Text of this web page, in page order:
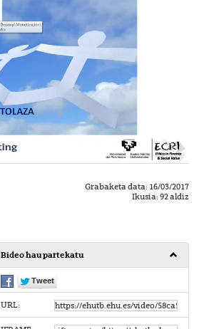
Grabaketa data: 16/03/2017
Ikusia: 92 aldiz
Bideo hau partekatu
URL: